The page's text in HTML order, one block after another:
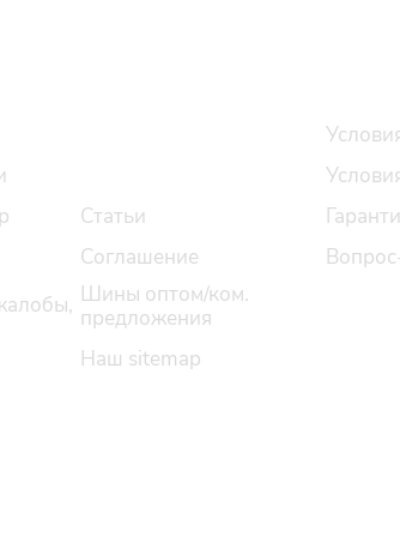
Статьи
Соглашение
Шины оптом/ком.
предложения
Наш sitemap